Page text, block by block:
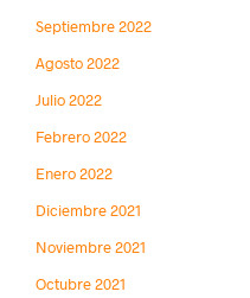
Septiembre 2022
Agosto 2022
Julio 2022
Febrero 2022
Enero 2022
Diciembre 2021
Noviembre 2021
Octubre 2021